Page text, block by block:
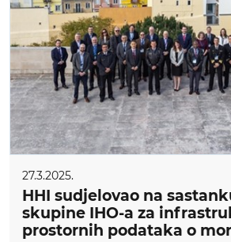
27.3.2025.
HHI sudjelovao na
skupine IHO-a za
prostornih podataka o